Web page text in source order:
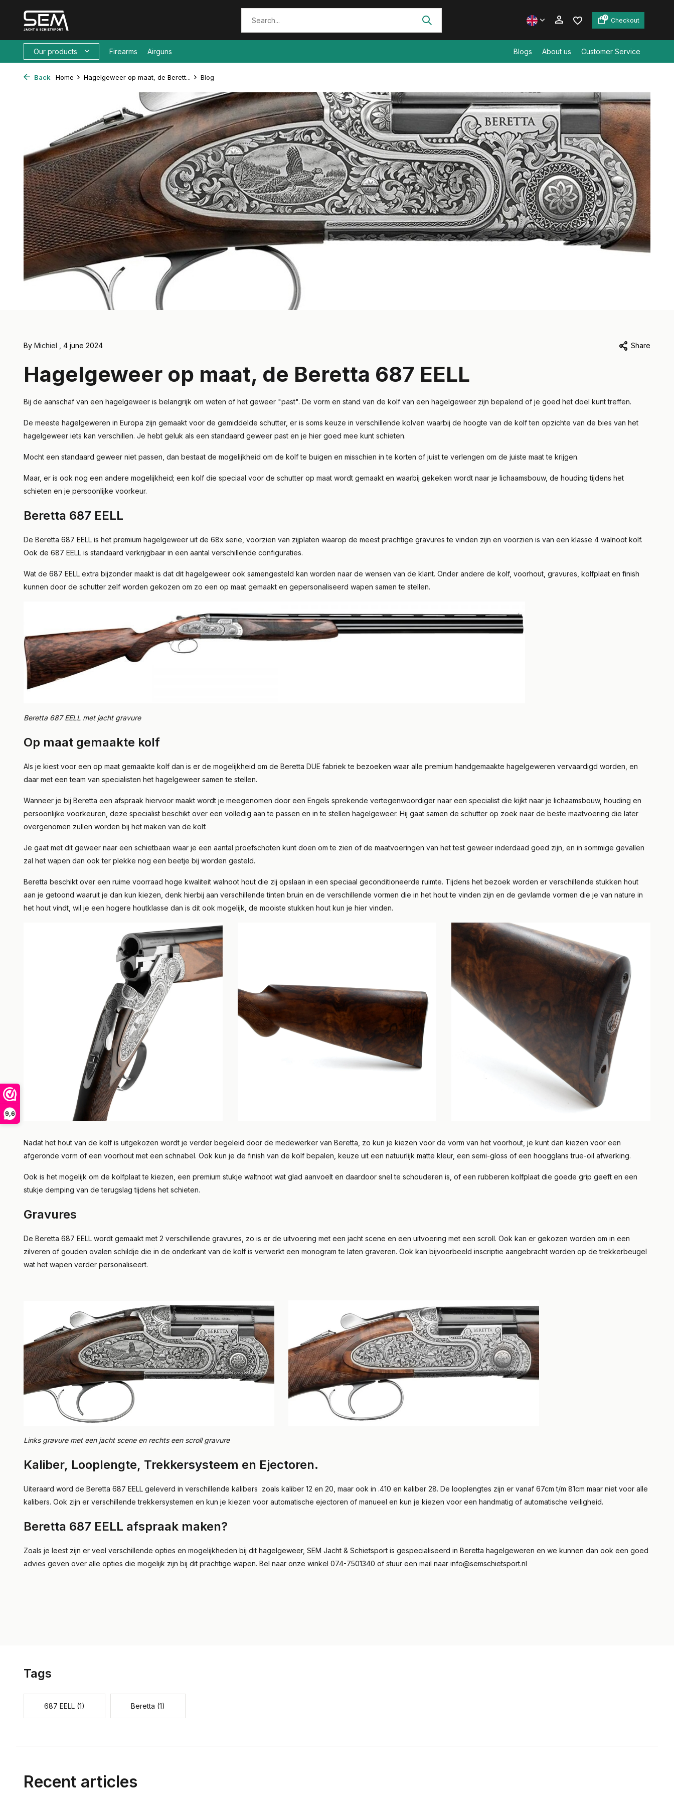
9,6
Create an account
0 Checkout
Our products Firearms Airguns Blogs About us Customer Service
Back Home Hagelgeweer op maat, de Berett... Blog
By Michiel , 4 june 2024 Share
Hagelgeweer op maat, de Beretta 687 EELL
Bij de aanschaf van een hagelgeweer is belangrijk om weten of het geweer "past". De vorm en stand van de kolf van een hagelgeweer zijn bepalend of je goed het doel kunt treffen.
De meeste hagelgeweren in Europa zijn gemaakt voor de gemiddelde schutter, er is soms keuze in verschillende kolven waarbij de hoogte van de kolf ten opzichte van de bies van het
hagelgeweer iets kan verschillen. Je hebt geluk als een standaard geweer past en je hier goed mee kunt schieten.
Mocht een standaard geweer niet passen, dan bestaat de mogelijkheid om de kolf te buigen en misschien in te korten of juist te verlengen om de juiste maat te krijgen.
Maar, er is ook nog een andere mogelijkheid; een kolf die speciaal voor de schutter op maat wordt gemaakt en waarbij gekeken wordt naar je lichaamsbouw, de houding tijdens het
schieten en je persoonlijke voorkeur.
Beretta 687 EELL
De Beretta 687 EELL is het premium hagelgeweer uit de 68x serie, voorzien van zijplaten waarop de meest prachtige gravures te vinden zijn en voorzien is van een klasse 4 walnoot kolf.
Ook de 687 EELL is standaard verkrijgbaar in een aantal verschillende configuraties.
Wat de 687 EELL extra bijzonder maakt is dat dit hagelgeweer ook samengesteld kan worden naar de wensen van de klant. Onder andere de kolf, voorhout, gravures, kolfplaat en finish
kunnen door de schutter zelf worden gekozen om zo een op maat gemaakt en gepersonaliseerd wapen samen te stellen.
Beretta 687 EELL met jacht gravure
Op maat gemaakte kolf
Als je kiest voor een op maat gemaakte kolf dan is er de mogelijkheid om de Beretta DUE fabriek te bezoeken waar alle premium handgemaakte hagelgeweren vervaardigd worden, en
daar met een team van specialisten het hagelgeweer samen te stellen.
Wanneer je bij Beretta een afspraak hiervoor maakt wordt je meegenomen door een Engels sprekende vertegenwoordiger naar een specialist die kijkt naar je lichaamsbouw, houding en
persoonlijke voorkeuren, deze specialist beschikt over een volledig aan te passen en in te stellen hagelgeweer. Hij gaat samen de schutter op zoek naar de beste maatvoering die later
overgenomen zullen worden bij het maken van de kolf.
Je gaat met dit geweer naar een schietbaan waar je een aantal proefschoten kunt doen om te zien of de maatvoeringen van het test geweer inderdaad goed zijn, en in sommige gevallen
zal het wapen dan ook ter plekke nog een beetje bij worden gesteld.
Beretta beschikt over een ruime voorraad hoge kwaliteit walnoot hout die zij opslaan in een speciaal geconditioneerde ruimte. Tijdens het bezoek worden er verschillende stukken hout
aan je getoond waaruit je dan kun kiezen, denk hierbij aan verschillende tinten bruin en de verschillende vormen die in het hout te vinden zijn en de gevlamde vormen die je van nature in
het hout vindt, wil je een hogere houtklasse dan is dit ook mogelijk, de mooiste stukken hout kun je hier vinden.
Nadat het hout van de kolf is uitgekozen wordt je verder begeleid door de medewerker van Beretta, zo kun je kiezen voor de vorm van het voorhout, je kunt dan kiezen voor een
afgeronde vorm of een voorhout met een schnabel. Ook kun je de finish van de kolf bepalen, keuze uit een natuurlijk matte kleur, een semi-gloss of een hoogglans true-oil afwerking.
Ook is het mogelijk om de kolfplaat te kiezen, een premium stukje waltnoot wat glad aanvoelt en daardoor snel te schouderen is, of een rubberen kolfplaat die goede grip geeft en een
stukje demping van de terugslag tijdens het schieten.
Gravures
De Beretta 687 EELL wordt gemaakt met 2 verschillende gravures, zo is er de uitvoering met een jacht scene en een uitvoering met een scroll. Ook kan er gekozen worden om in een
zilveren of gouden ovalen schildje die in de onderkant van de kolf is verwerkt een monogram te laten graveren. Ook kan bijvoorbeeld inscriptie aangebracht worden op de trekkerbeugel
wat het wapen verder personaliseert.
Links gravure met een jacht scene en rechts een scroll gravure
Kaliber, Looplengte, Trekkersysteem en Ejectoren.
Uiteraard word de Beretta 687 EELL geleverd in verschillende kalibers zoals kaliber 12 en 20, maar ook in .410 en kaliber 28. De looplengtes zijn er vanaf 67cm t/m 81cm maar niet voor alle
kalibers. Ook zijn er verschillende trekkersystemen en kun je kiezen voor automatische ejectoren of manueel en kun je kiezen voor een handmatig of automatische veiligheid.
Beretta 687 EELL afspraak maken?
Zoals je leest zijn er veel verschillende opties en mogelijkheden bij dit hagelgeweer, SEM Jacht & Schietsport is gespecialiseerd in Beretta hagelgeweren en we kunnen dan ook een goed
advies geven over alle opties die mogelijk zijn bij dit prachtige wapen. Bel naar onze winkel 074-7501340 of stuur een mail naar info@semschietsport.nl
Tags
687 EELL (1) Beretta (1)
Recent articles